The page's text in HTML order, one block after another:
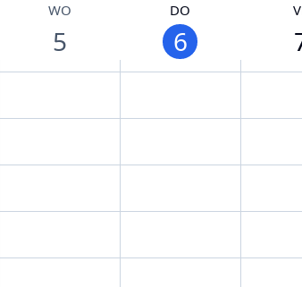
WO
5
DO
6